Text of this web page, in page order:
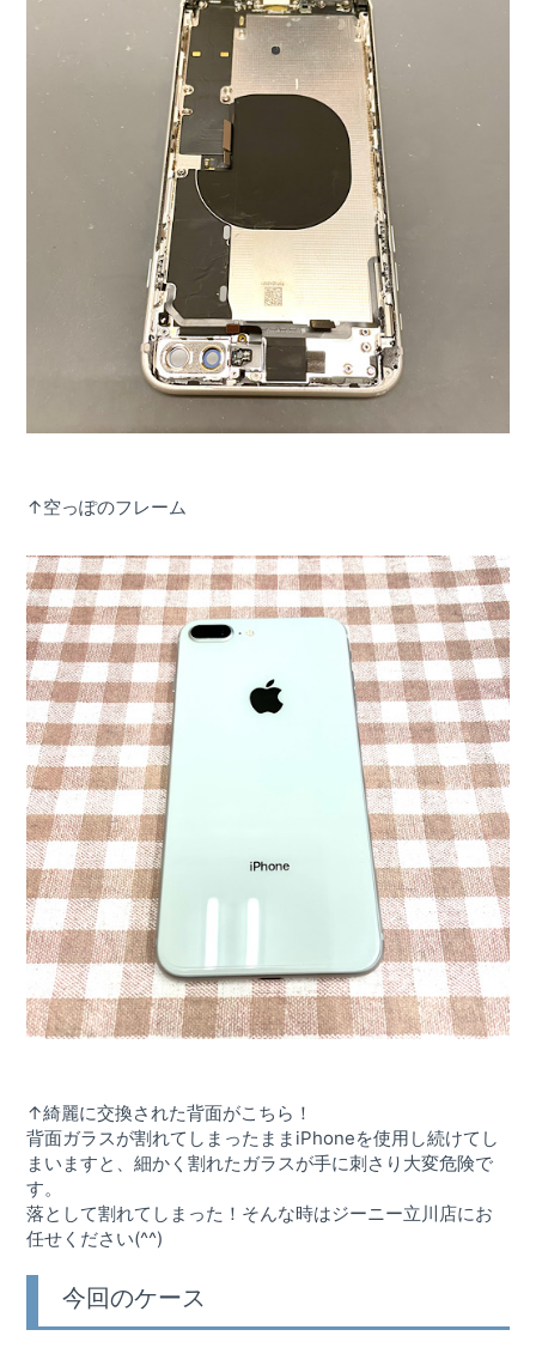
↑空っぽのフレーム
↑綺麗に交換された背面がこちら！
背面ガラスが割れてしまったままiPhoneを使用し続けてし
まいますと、細かく割れたガラスが手に刺さり大変危険で
す。
落として割れてしまった！そんな時はジーニー立川店にお
任せください(^^)
今回のケース